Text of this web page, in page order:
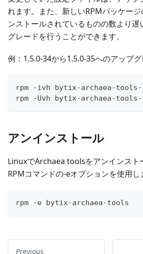
れます。また、新しいRPMパッケー
ンストールされているものの数より
グレードを行うことができます。
例：1.5.0-34から1.5.0-35へのアップ
rpm -ivh bytix-archaea-tools-
rpm -Uvh bytix-archaea-
アンインストール
LinuxでArchaea toolsをアンインスト
RPMコマンドの-eオプションを使用し
rpm -e bytix-archaea-tools
Previous